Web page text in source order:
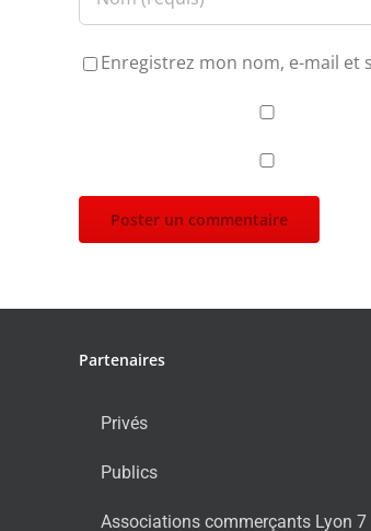
Enregistrez mon nom, e-mail et
Partenaires
Privés
Publics
Associations commerçants Lyon 7